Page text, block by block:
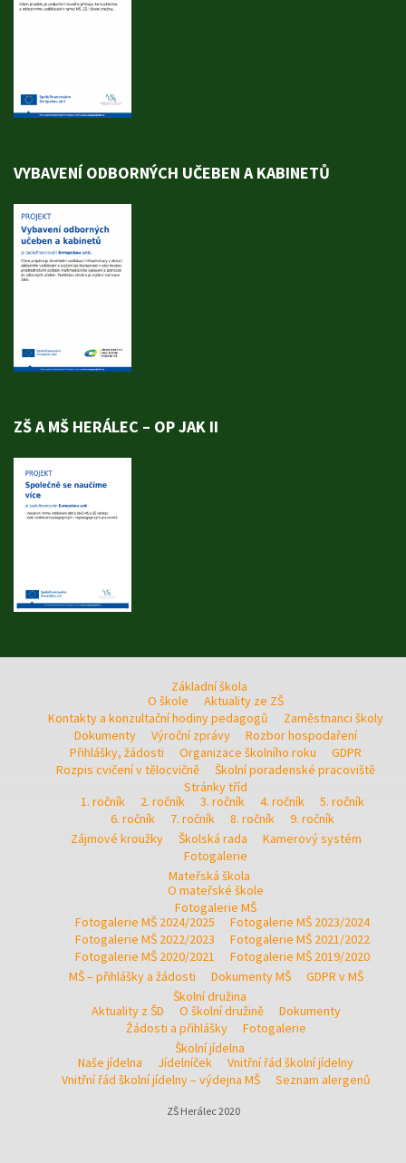
VYBAVENÍ ODBORNÝCH UČEBEN A KABINETŮ
ZŠ A MŠ HERÁLEC – OP JAK II
Základní škola
O škole
Aktuality ze ZŠ
Kontakty a konzultační hodiny pedagogů
Zaměstnanci školy
Dokumenty
Výroční zprávy
Rozbor hospodaření
Přihlášky, žádosti
Organizace školního roku
GDPR
Rozpis cvičení v tělocvičně
Školní poradenské pracoviště
Stránky tříd
1. ročník
2. ročník 3. ročník 4. ročník
5. ročník
6. ročník
7. ročník 8. ročník
9. ročník
Zájmové kroužky
Školská rada
Kamerový systém
Fotogalerie
Mateřská škola
O mateřské škole
Fotogalerie MŠ
Fotogalerie MŠ 2024/2025
Fotogalerie MŠ 2023/2024
Fotogalerie MŠ 2022/2023
Fotogalerie MŠ 2021/2022
Fotogalerie MŠ 2020/2021
Fotogalerie MŠ 2019/2020
MŠ – přihlášky a žádosti
Dokumenty MŠ
GDPR v MŠ
Školní družina
Aktuality z ŠD
O školní družině
Dokumenty
Žádosti a přihlášky
Fotogalerie
Školní jídelna
Naše jídelna
Jídelníček
Vnitřní řád školní jídelny
Vnitřní řád školní jídelny – výdejna MŠ
Seznam alergenů
ZŠ Herálec 2020